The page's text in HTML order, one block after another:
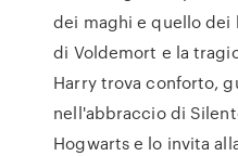
dei maghi e quello
di Voldemort e la
Harry trova conforto,
nell'abbraccio di
Hogwarts e lo invita